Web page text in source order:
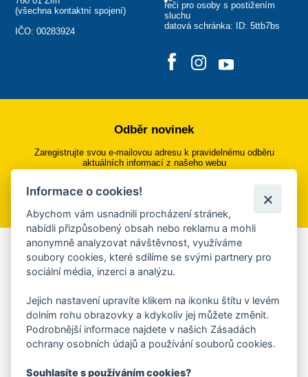
(všechna kontaktní spojení)
IČO: 00283924
řeči pro osoby s postižením
sluchu
datová schránka: ID: 5ttb7bs
Odběr novinek
Zaregistrujte svou e-mailovou adresu k pravidelnému odběru
aktuálních informací z našeho webu
Přihlásit se k odběru
Aplikace Mobilní rozhlas
Chcete dostávat do svého mobilu či mailu upozornění na
ankety, pozvánky na kulturní a sportovní akce?
Více informací o aplikaci
Informace o cookies!
Abychom vám usnadnili procházení stránek,
nabídli přizpůsobený obsah nebo reklamu a mohli
anonymně analyzovat návštěvnost, využíváme
soubory cookies, které sdílíme se svými partnery pro
sociální média, inzerci a analýzu.
Jejich nastavení upravíte klikem na ikonku štítu v levém
dolním rohu obrazovky a kdykoliv jej můžete změnit.
Podrobnější informace najdete v našich Zásadách
ochrany osobních údajů a používání souborů cookies.
Souhlasíte s používáním cookies?